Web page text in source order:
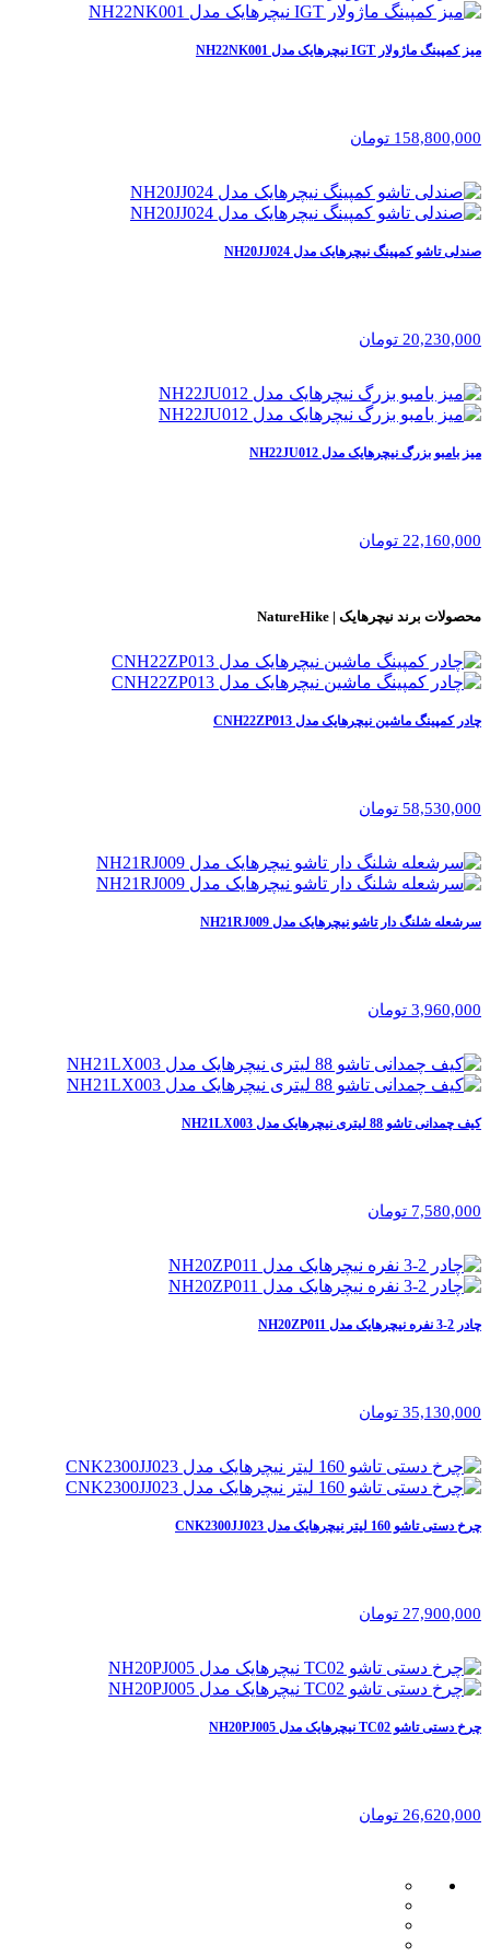
میز کمپینگ ماژولار IGT نیچرهایک مدل NH22NK001
158,800,000 تومان
صندلی تاشو کمپینگ نیچرهایک مدل NH20JJ024
20,230,000 تومان
میز بامبو بزرگ نیچرهایک مدل NH22JU012
22,160,000 تومان
محصولات برند نیچرهایک | NatureHike
چادر کمپینگ ماشین نیچرهایک مدل CNH22ZP013
58,530,000 تومان
سرشعله شلنگ دار تاشو نیچرهایک مدل NH21RJ009
3,960,000 تومان
کیف چمدانی تاشو 88 لیتری نیچرهایک مدل NH21LX003
7,580,000 تومان
چادر 2-3 نفره نیچرهایک مدل NH20ZP011
35,130,000 تومان
چرخ دستی تاشو 160 لیتر نیچرهایک مدل CNK2300JJ023
27,900,000 تومان
چرخ دستی تاشو TC02 نیچرهایک مدل NH20PJ005
26,620,000 تومان